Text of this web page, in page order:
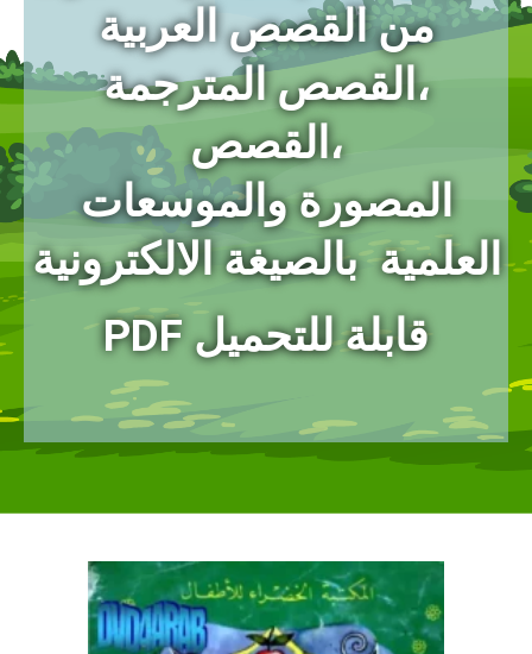
من القصص العربية
،القصص المترجمة
،القصص
المصورةوالموسعات
العلمية بالصيغة الالكترونية
PDF قابلة للتحميل